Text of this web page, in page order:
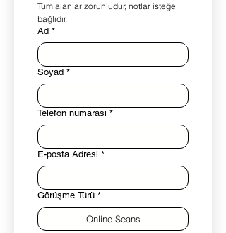
Tüm alanlar zorunludur, notlar isteğe
bağlıdır.
Ad *
Soyad *
Telefon numarası *
E-posta Adresi *
Görüşme Türü *
Online Seans